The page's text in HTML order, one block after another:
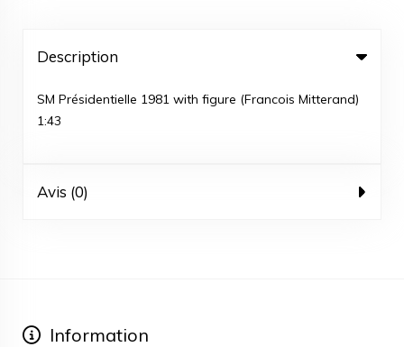
Description
SM Présidentielle 1981 with figure (Francois Mitterand)
1:43
Avis (0)
Information